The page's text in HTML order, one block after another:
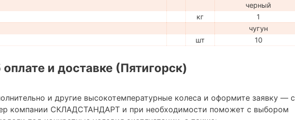
черный
кг
1
чугун
шт 10
и доставке (Пятигорск)
и другие высокотемпературные колеса и оформите заявку — с
компании СКЛАДСТАНДАРТ и при необходимости поможет с выбором